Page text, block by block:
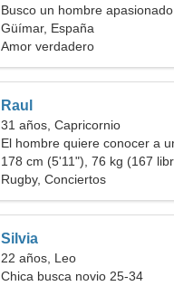
Busco un hombre
Güímar, España
Amor verdadero
Raul
31 años, Capricornio
El hombre quiere conocer a
178 cm (5'11"), 76 kg (167
Rugby, Conciertos
Silvia
22 años, Leo
Chica busca novio 25-34